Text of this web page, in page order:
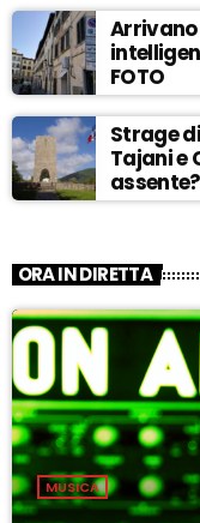
Arrivano
FOTO
Strage
Tajani e
ORA IN DIRETTA
MUSICA